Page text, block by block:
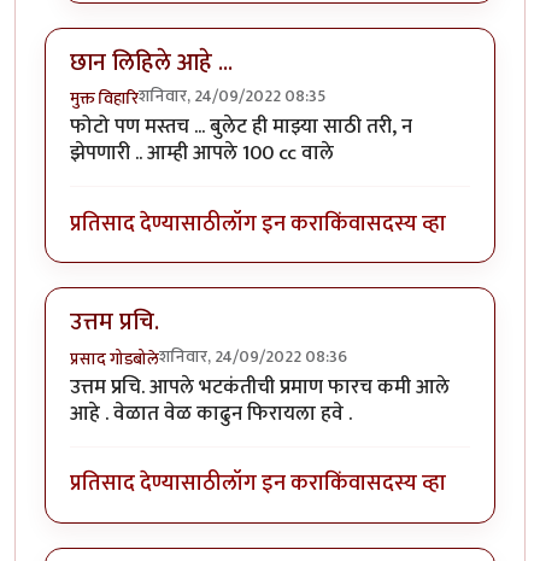
छान लिहिले आहे ...
मुक्त विहारिशनिवार, 24/09/2022 08:35
फोटो पण मस्तच ... बुलेट ही माझ्या साठी तरी, न
झेपणारी .. आम्ही आपले 100 cc वाले
प्रतिसाद देण्यासाठीलॉग इन कराकिंवासदस्य व्हा
उत्तम प्रचि.
प्रसाद गोडबोलेशनिवार, 24/09/2022 08:36
उत्तम प्रचि. आपले भटकंतीची प्रमाण फारच कमी आले
आहे . वेळात वेळ काढुन फिरायला हवे .
प्रतिसाद देण्यासाठीलॉग इन कराकिंवासदस्य व्हा